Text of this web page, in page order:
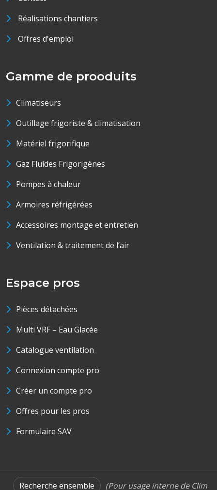
Réalisations chantiers
Offres d'emploi
Gamme de prooduits
Climatiseurs
Outillage frigoriste & climatisation
Matériel frigorifique
Gaz Fluides Frigorigènes
Pompes à chaleur
Armoires réfrigérées
Accessoires montage et entretien
Ventilation & traitement de l’air
Espace pros
Pièces détachées
Multi VRF – Eau Glacée
Catalogue ventilation
Connexion compte pro
Créer un compte pro
Offres pour les pros
Formulaire SAV
Recherche ensemble (Pour usage interne de Clim